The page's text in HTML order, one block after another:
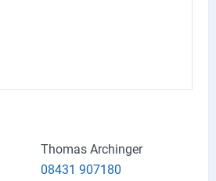
Thomas Archinger
08431 907180